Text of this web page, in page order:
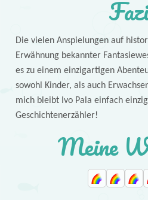
Die vielen Anspielungen auf
Erwähnung bekannter
es zu einem einzigartigen
sowohl Kinder, als auch
mich bleibt Ivo Pala einfach
Geschichtenerzähler!
Meine